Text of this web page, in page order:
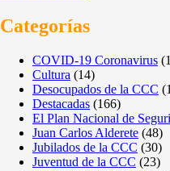
Categorías
COVID-19 Coronavirus
Cultura (14)
Desocupados de la CCC
Destacadas (166)
El Plan Nacional de
Juan Carlos Alderete (48)
Jubilados de la CCC (30)
Juventud de la CCC (23)